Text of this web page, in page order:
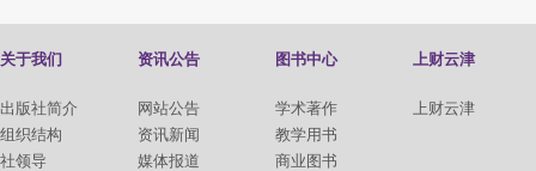
关于我们
出版社简介
组织结构
社领导
资讯公告
网站公告
资讯新闻
媒体报道
图书中心
学术著作
教学用书
商业图书
上财云津
上财云津